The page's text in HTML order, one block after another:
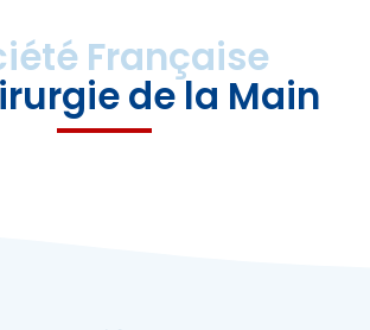
Française
de la Main